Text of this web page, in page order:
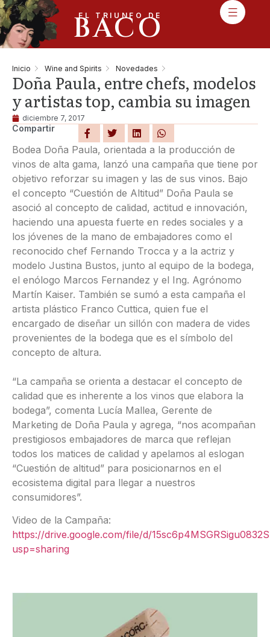
EL TRIUNFO DE
BACO
Inicio Wine and Spirits Novedades
Doña Paula, entre chefs, modelos
y artistas top, cambia su imagen
diciembre 7, 2017
Compartir
Bodea Doña Paula, orientada a la producción de
vinos de alta gama, lanzó una campaña que tiene por
objetivo reforzar su imagen y las de sus vinos. Bajo
el concepto “Cuestión de Altitud” Doña Paula se
asoció al concepto de calidad, actitud e innovación,
haciendo una apuesta fuerte en redes sociales y a
los jóvenes de la mano de embajadores como el
reconocido chef Fernando Trocca y a la actriz y
modelo Justina Bustos, junto al equipo de la bodega,
el enólogo Marcos Fernandez y el Ing. Agrónomo
Martín Kaiser. También se sumó a esta campaña el
artista plástico Franco Cuttica, quien fue el
encargado de diseñar un sillón con madera de vides
provenientes de la bodega que es el símbolo del
concepto de altura.
“La campaña se orienta a destacar el concepto de
calidad que es inherente a los vinos que elabora la
bodega”, comenta Lucía Mallea, Gerente de
Marketing de Doña Paula y agrega, “nos acompañan
prestigiosos embajadores de marca que reflejan
todos los matices de calidad y apelamos al eslogan
“Cuestión de altitud” para posicionarnos en el
ecosistema digital para llegar a nuestros
consumidores”.
Video de la Campaña:
https://drive.google.com/file/d/
usp=sharing